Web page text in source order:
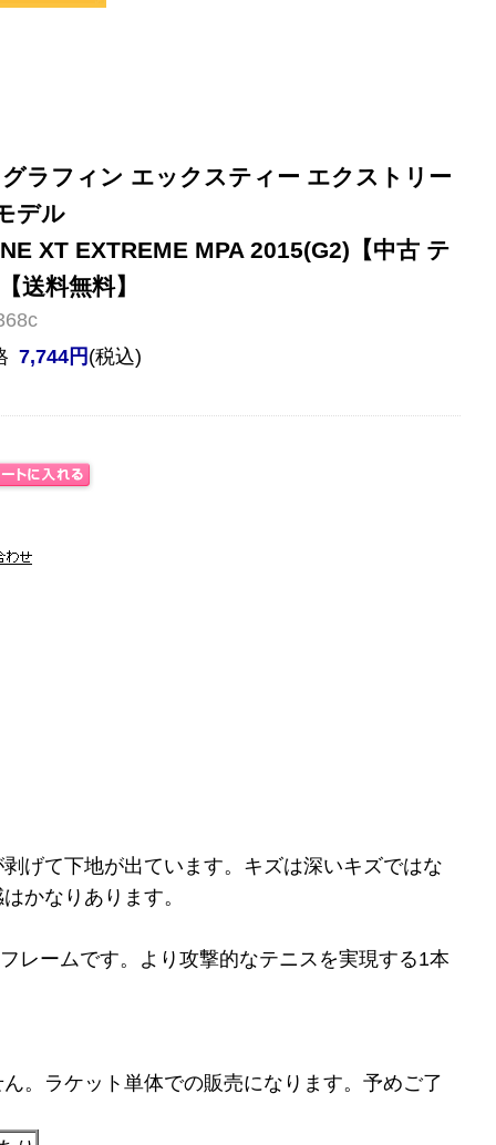
ラフィン エックスティー エクストリー
デル
XT EXTREME MPA 2015(G2)【中古 テ
送料無料】
7,744円 (税込)
げて下地が出ています。キズは深いキズではな
かなりあります。
レームです。より攻撃的なテニスを実現する1本
。ラケット単体での販売になります。予めご了